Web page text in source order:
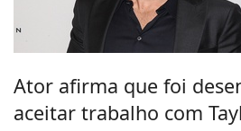
Ator afirma que foi
aceitar trabalho com